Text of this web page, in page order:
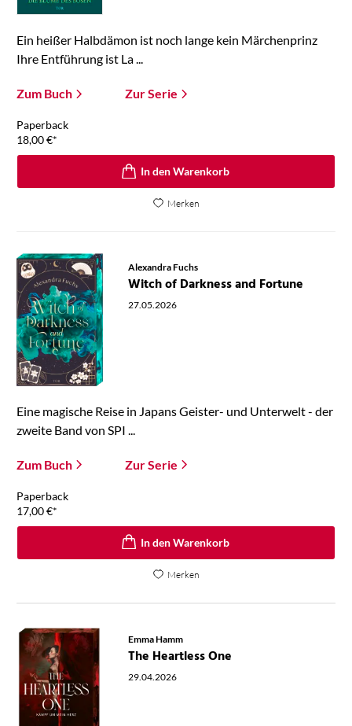
Ein heißer Halbdämon ist noch lange kein Märchenprinz
Ihre Entführung ist La ...
Zum Buch Zur Serie
Paperback
18,00€*
In den Warenkorb
Merken
Alexandra Fuchs
Witch of Darkness and Fortune
27.05.2026
Eine magische Reise in Japans Geister- und Unterwelt - der
zweite Band von SPI ...
Zum Buch Zur Serie
Paperback
17,00€*
In den Warenkorb
Merken
Emma Hamm
The Heartless One
29.04.2026